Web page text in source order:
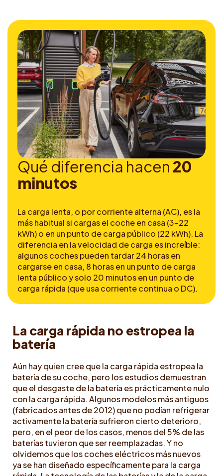
Qué diferencia hacen 20
minutos
La carga lenta, o por corriente alterna (AC), es la
más habitual si cargas el coche en casa (3-22
kWh) o en un punto de carga público (22 kWh). La
diferencia en la velocidad de carga es increíble:
algunos coches pueden tardar 24 horas en
cargarse en casa, 8 horas en un punto de carga
lenta público y solo 20 minutos en un punto de
carga rápida (que usa corriente continua o DC).
La carga rápida no estropea la
batería
Aún hay quien cree que la carga rápida estropea la
batería de su coche, pero los estudios demuestran
que el desgaste de la batería es prácticamente nulo
con la carga rápida. Algunos modelos más antiguos
(fabricados antes de 2012) que no podían refrigerar
activamente la batería sufrieron cierto deterioro,
pero, en el peor de los casos, menos del 5% de las
baterías tuvieron que ser reemplazadas. Y no
olvidemos que los coches eléctricos más nuevos
ya se han diseñado específicamente para la carga